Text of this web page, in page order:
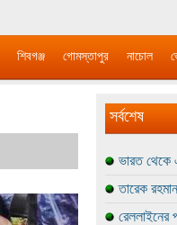
শিবগঞ্জ গোমস্তাপুর নাচোল
সর্বশেষ
ভারত থেকে
তারেক
রেললাইনের